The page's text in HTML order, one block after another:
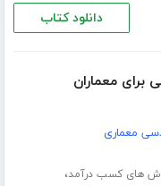
دانلود کتاب
برای معماران
معماری
های کسب درآمد،